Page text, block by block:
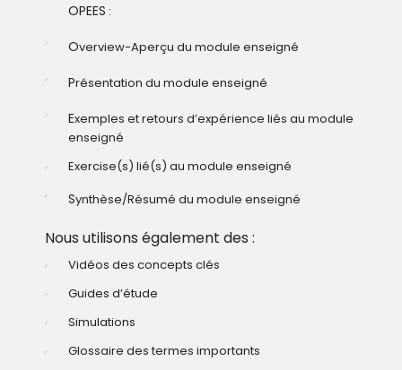
OPEES :
Overview-Aperçu du module enseigné
Présentation du module enseigné
Exemples et retours d’expérience liés au module
enseigné
Exercise(s) lié(s) au module enseigné
Synthèse/Résumé du module enseigné
Nous utilisons également des :
Vidéos des concepts clés
Guides d’étude
Simulations
Glossaire des termes importants